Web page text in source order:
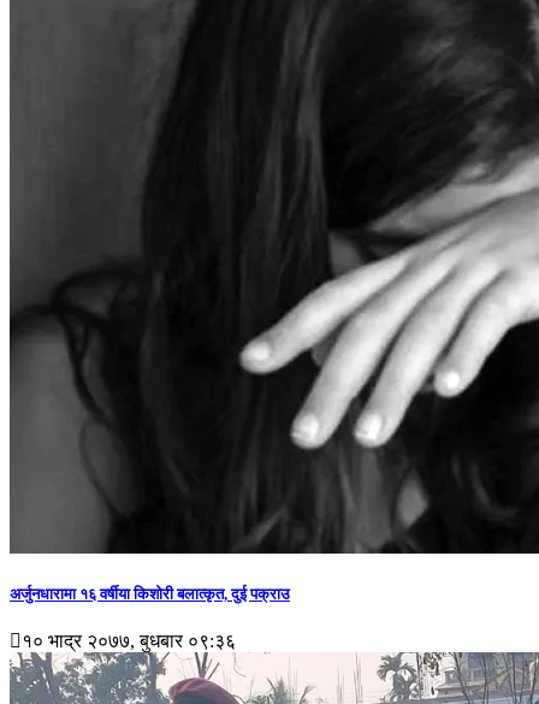
अर्जुनधारामा १६ वर्षीया किशोरी बलात्कृत, दुई पक्राउ
१० भाद्र २०७७, बुधबार ०९:३६